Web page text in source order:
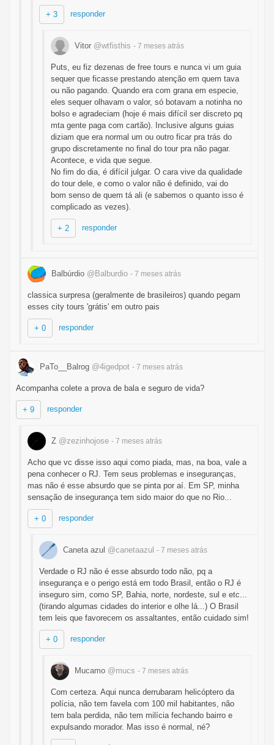
+ 3 responder
Vitor @wtfisthis - 7 meses atrás
Puts, eu fiz dezenas de free tours e nunca vi um guia
sequer que ficasse prestando atenção em quem tava
ou não pagando. Quando era com grana em especie,
eles sequer olhavam o valor, só botavam a notinha no
bolso e agradeciam (hoje é mais difícil ser discreto pq
mta gente paga com cartão). Inclusive alguns guias
diziam que era normal um ou outro ficar pra trás do
grupo discretamente no final do tour pra não pagar.
Acontece, e vida que segue.
No fim do dia, é difícil julgar. O cara vive da qualidade
do tour dele, e como o valor não é definido, vai do
bom senso de quem tá ali (e sabemos o quanto isso é
complicado as vezes).
+ 2 responder
Balbúrdio @Balburdio - 7 meses atrás
classica surpresa (geralmente de brasileiros) quando pegam
esses city tours 'grátis' em outro pais
+ 0 responder
PaTo__Balrog @4igedpot - 7 meses atrás
Acompanha colete a prova de bala e seguro de vida?
+ 9 responder
Z @zezinhojose - 7 meses atrás
Acho que vc disse isso aqui como piada, mas, na boa, vale a
pena conhecer o RJ. Tem seus problemas e inseguranças,
mas não é esse absurdo que se pinta por aí. Em SP, minha
sensação de insegurança tem sido maior do que no Rio...
+ 0 responder
Caneta azul @canetaazul - 7 meses atrás
Verdade o RJ não é esse absurdo todo não, pq a
insegurança e o perigo está em todo Brasil, então o RJ é
inseguro sim, como SP, Bahia, norte, nordeste, sul e etc...
(tirando algumas cidades do interior e olhe lá...) O Brasil
tem leis que favorecem os assaltantes, então cuidado sim!
+ 0 responder
Mucamo @mucs - 7 meses atrás
Com certeza. Aqui nunca derrubaram helicóptero da
polícia, não tem favela com 100 mil habitantes, não
tem bala perdida, não tem milícia fechando bairro e
expulsando morador. Mas isso é normal, né?